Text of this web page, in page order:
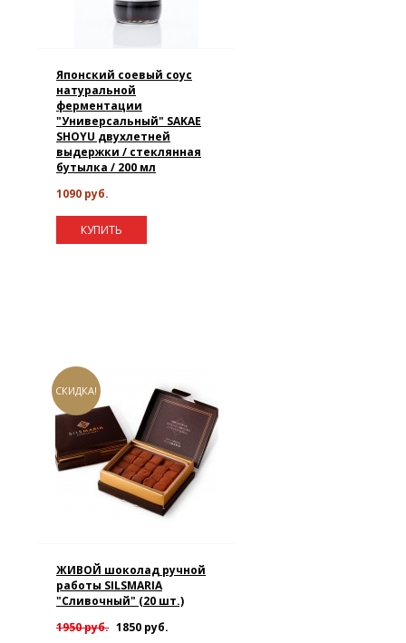
Японский соевый соус
натуральной
ферментации
"Универсальный" SAKAE
SHOYU двухлетней
выдержки / стеклянная
бутылка / 200 мл
1090 руб.
КУПИТЬ
СКИДКА!
ЖИВОЙ шоколад ручной
работы SILSMARIA
"Сливочный" (20 шт.)
1950 руб. 1850 руб.